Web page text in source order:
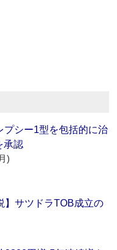
プシー1型を包括的に治
承認
)
】サツドラTOB成立の